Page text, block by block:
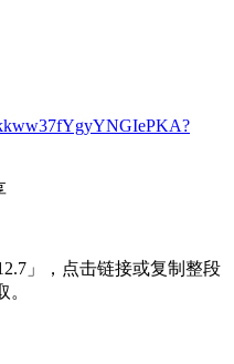
」，点击链接或复制整段